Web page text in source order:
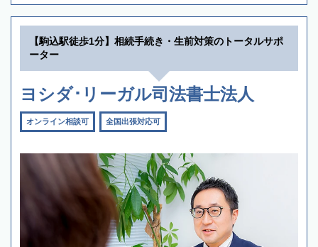
【駒込駅徒歩1分】相続手続き・生前対策のトータルサポ
ーター
ヨシダ･リーガル司法書士法人
オンライン相談可 全国出張対応可